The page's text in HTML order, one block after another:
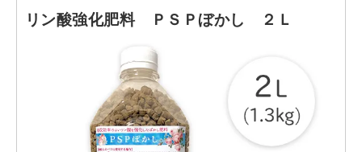
リン酸強化肥料 ＰＳＰぼかし ２Ｌ